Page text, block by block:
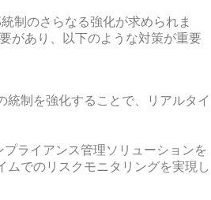
制のさらなる強化が求められま
があり、以下のような対策が重要
制を強化することで、リアルタイ
ライアンス管理ソリューションを
でのリスクモニタリングを実現し